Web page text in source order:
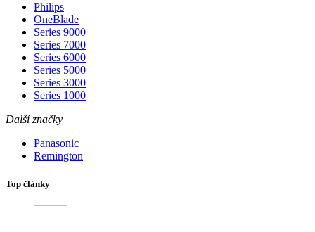
Philips
OneBlade
Series 9000
Series 7000
Series 6000
Series 5000
Series 3000
Series 1000
Další značky
Panasonic
Remington
Top články